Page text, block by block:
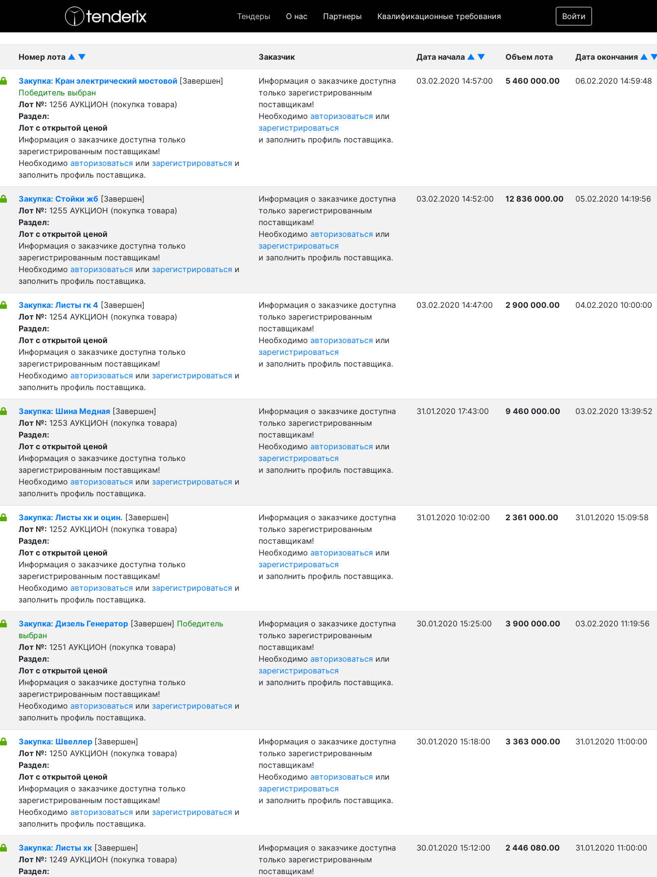
Тендеры О нас Партнеры Квалификационные требования Войти
Фильтр
- Завершенный лот
Номер лота ▲ ▼ Заказчик Дата начала ▲ ▼ Объем лота Дата окончания ▲
Закупка: Кран электрический мостовой [Завершен]
Победитель выбран
Лот №: 1256 АУКЦИОН (покупка товара)
Раздел:
Лот с открытой ценой
Информация о заказчике доступна только
зарегистрированным поставщикам!
Необходимо авторизоваться или зарегистрироваться и
заполнить профиль поставщика.
Информация о заказчике доступна
только зарегистрированным
поставщикам!
Необходимо авторизоваться или
зарегистрироваться
и заполнить профиль поставщика.
03.02.2020 14:57:00 5 460 000.00 06.02.2020 14:59:48
Закупка: Стойки жб [Завершен]
Лот №: 1255 АУКЦИОН (покупка товара)
Раздел:
Лот с открытой ценой
Информация о заказчике доступна только
зарегистрированным поставщикам!
Необходимо авторизоваться или зарегистрироваться и
заполнить профиль поставщика.
Информация о заказчике доступна
только зарегистрированным
поставщикам!
Необходимо авторизоваться или
зарегистрироваться
и заполнить профиль поставщика.
03.02.2020 14:52:00 12 836 000.00 05.02.2020 14:19:56
Закупка: Листы гк 4 [Завершен]
Лот №: 1254 АУКЦИОН (покупка товара)
Раздел:
Лот с открытой ценой
Информация о заказчике доступна только
зарегистрированным поставщикам!
Необходимо авторизоваться или зарегистрироваться и
заполнить профиль поставщика.
Информация о заказчике доступна
только зарегистрированным
поставщикам!
Необходимо авторизоваться или
зарегистрироваться
и заполнить профиль поставщика.
03.02.2020 14:47:00 2 900 000.00 04.02.2020 10:00:00
Закупка: Шина Медная [Завершен]
Лот №: 1253 АУКЦИОН (покупка товара)
Раздел:
Лот с открытой ценой
Информация о заказчике доступна только
зарегистрированным поставщикам!
Необходимо авторизоваться или зарегистрироваться и
заполнить профиль поставщика.
Информация о заказчике доступна
только зарегистрированным
поставщикам!
Необходимо авторизоваться или
зарегистрироваться
и заполнить профиль поставщика.
31.01.2020 17:43:00 9 460 000.00 03.02.2020 13:39:52
Закупка: Листы хк и оцин. [Завершен]
Лот №: 1252 АУКЦИОН (покупка товара)
Раздел:
Лот с открытой ценой
Информация о заказчике доступна только
зарегистрированным поставщикам!
Необходимо авторизоваться или зарегистрироваться и
заполнить профиль поставщика.
Информация о заказчике доступна
только зарегистрированным
поставщикам!
Необходимо авторизоваться или
зарегистрироваться
и заполнить профиль поставщика.
31.01.2020 10:02:00 2 361 000.00 31.01.2020 15:09:58
Закупка: Дизель Генератор [Завершен] Победитель
выбран
Лот №: 1251 АУКЦИОН (покупка товара)
Раздел:
Лот с открытой ценой
Информация о заказчике доступна только
зарегистрированным поставщикам!
Необходимо авторизоваться или зарегистрироваться и
заполнить профиль поставщика.
Информация о заказчике доступна
только зарегистрированным
поставщикам!
Необходимо авторизоваться или
зарегистрироваться
и заполнить профиль поставщика.
30.01.2020 15:25:00 3 900 000.00 03.02.2020 11:19:56
Закупка: Швеллер [Завершен]
Лот №: 1250 АУКЦИОН (покупка товара)
Раздел:
Лот с открытой ценой
Информация о заказчике доступна только
зарегистрированным поставщикам!
Необходимо авторизоваться или зарегистрироваться и
заполнить профиль поставщика.
Информация о заказчике доступна
только зарегистрированным
поставщикам!
Необходимо авторизоваться или
зарегистрироваться
и заполнить профиль поставщика.
30.01.2020 15:18:00 3 363 000.00 31.01.2020 11:00:00
Закупка: Листы хк [Завершен]
Лот №: 1249 АУКЦИОН (покупка товара)
Раздел:
Информация о заказчике доступна
только зарегистрированным
поставщикам!
30.01.2020 15:12:00 2 446 080.00 31.01.2020 11:00:00